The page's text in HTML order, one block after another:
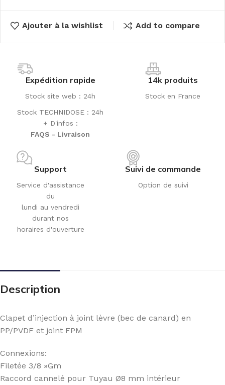
Ajouter à la wishlist Add to compare
Expédition rapide
Stock site web : 24h
Stock TECHNIDOSE : 24h
+ D'infos :
FAQS - Livraison
14k produits
Stock en France
Support
Service d'assistance
du
lundi au vendredi
durant nos
horaires d'ouverture
Suivi de commande
Option de suivi
Description
Clapet d’injection à joint lèvre (bec de canard) en
PP/PVDF et joint FPM
Connexions:
Filetée 3/8 »Gm
Raccord cannelé pour Tuyau Ø8 mm intérieur